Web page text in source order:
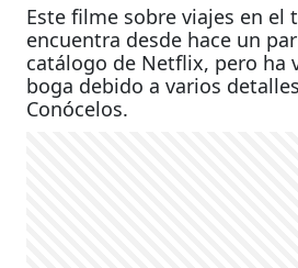
Este filme sobre viajes en el
encuentra desde hace un
catálogo de Netflix, pero ha
boga debido a varios
Conócelos.